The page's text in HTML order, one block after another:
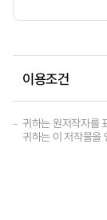
이용조건
귀하는 원저작자를
귀하는 이 저작물을